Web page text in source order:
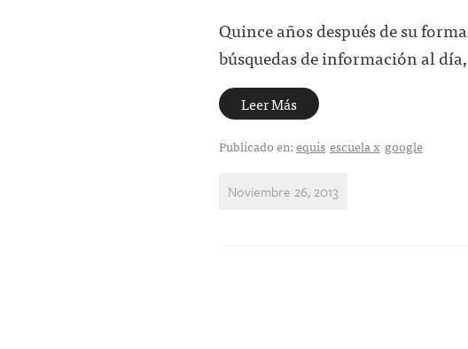
Quince años después de su
búsquedas de información al
Leer Más
Publicado en:equis escuela x google
Noviembre 26, 2013